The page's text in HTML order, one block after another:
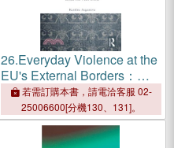
26.Everyday Violence at the
EU's External Borders：
Games and Push-backs
若需訂購本書，請電洽客服 02-
25006600[分機130、131]。